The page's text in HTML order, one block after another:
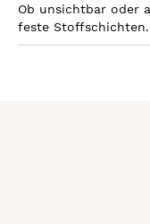
Ob unsichtbar oder
feste